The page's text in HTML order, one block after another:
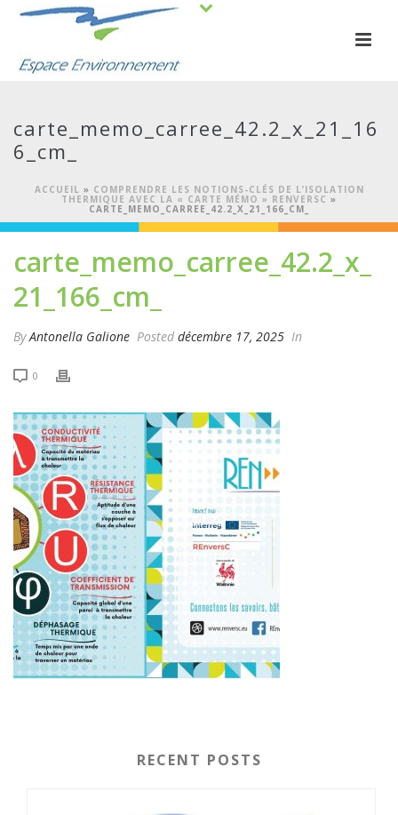
carte_memo_carree_42.2_x_21_16
6_cm_
ACCUEIL » COMPRENDRE LES NOTIONS-CLÉS DE L’ISOLATION
THERMIQUE AVEC LA « CARTE MÉMO » RENVERSC »
CARTE_MEMO_CARREE_42.2_X_21_166_CM_
carte_memo_carree_42.2_x_
21_166_cm_
ByAntonella Galione Posted décembre 17, 2025 In
0
RECENT POSTS